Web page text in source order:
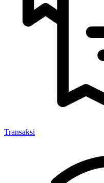
Transaksi